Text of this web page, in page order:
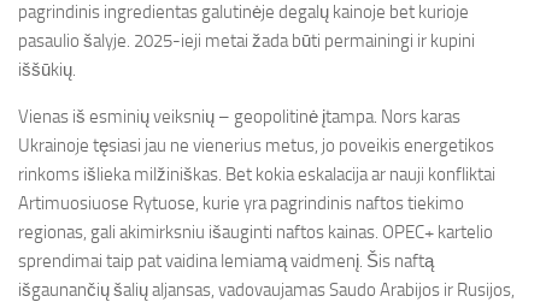
pagrindinis ingredientas galutinėje degalų kainoje bet kurioje
pasaulio šalyje. 2025-ieji metai žada būti permainingi ir kupini
iššūkių.
Vienas iš esminių veiksnių – geopolitinė įtampa. Nors karas
Ukrainoje tęsiasi jau ne vienerius metus, jo poveikis energetikos
rinkoms išlieka milžiniškas. Bet kokia eskalacija ar nauji konfliktai
Artimuosiuose Rytuose, kurie yra pagrindinis naftos tiekimo
regionas, gali akimirksniu išauginti naftos kainas. OPEC+ kartelio
sprendimai taip pat vaidina lemiamą vaidmenį. Šis naftą
išgaunančių šalių aljansas, vadovaujamas Saudo Arabijos ir Rusijos,